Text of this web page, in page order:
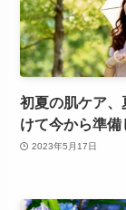
初夏の肌ケア、
けて今から準備
2023年5月17日